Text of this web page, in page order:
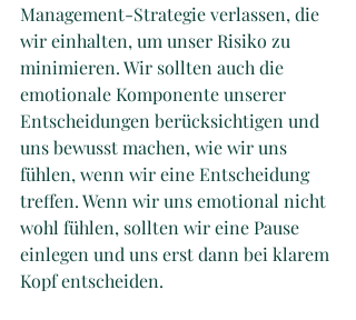
Management-Strategie verlassen, die
wir einhalten, um unser Risiko zu
minimieren. Wir sollten auch die
emotionale Komponente unserer
Entscheidungen berücksichtigen und
uns bewusst machen, wie wir uns
fühlen, wenn wir eine Entscheidung
treffen. Wenn wir uns emotional nicht
wohl fühlen, sollten wir eine Pause
einlegen und uns erst dann bei klarem
Kopf entscheiden.